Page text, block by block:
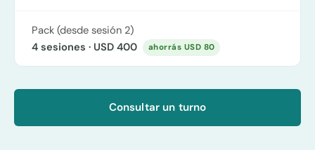
Pack (desde sesión 2)
4 sesiones · USD 400 ahorrás USD 80
Consultar un turno